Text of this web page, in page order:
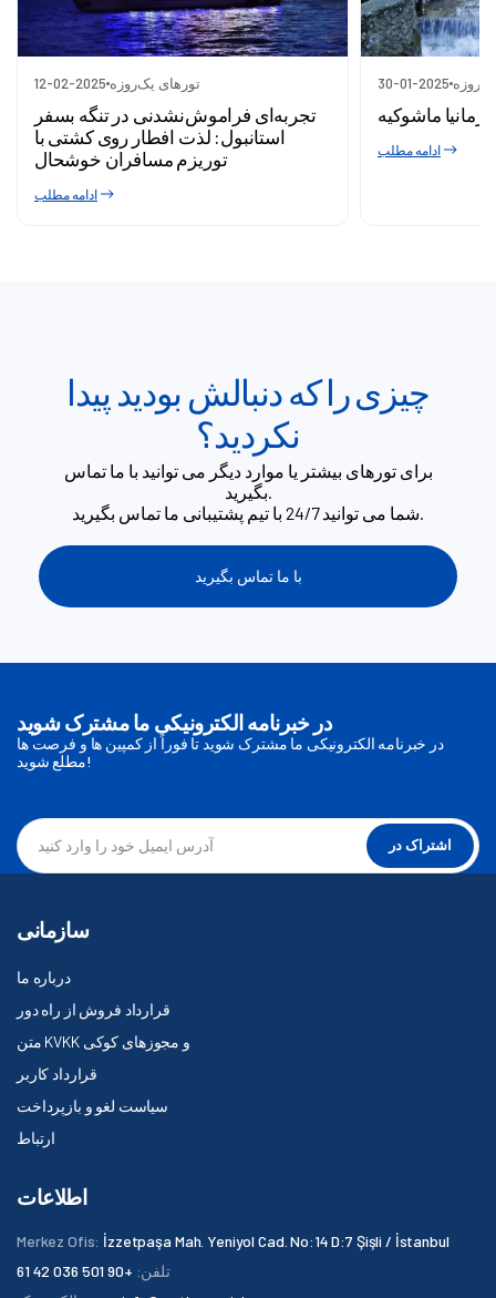
12-02-2025 تورهای یک‌روزه
تجربه‌ای فراموش‌نشدنی در تنگه بسفر
استانبول: لذت افطار روی کشتی با
توریزم مسافران خوشحال
ادامه مطلب
30-01-2025
ماشوکیه
ادامه مطلب
چیزی را که دنبالش بودید پیدا
نکردید؟
برای تورهای بیشتر یا موارد دیگر می توانید با ما تماس
با ما تماس بگیرید
در خبرنامه الکترونیکی ما مشترک شوید
در خبرنامه الکترونیکی ما مشترک شوید تا فوراً از کمپین ها و فرصت ها
مطلع شوید!
اشتراک در
سازمانی
درباره ما
قرارداد فروش از راه دور
متن KVKK و مجوزهای کوکی
قرارداد کاربر
سیاست لغو و بازپرداخت
ارتباط
اطلاعات
Merkez Ofis: İzzetpaşa Mah. Yeniyol Cad. No:14 D:7 Şişli / İstanbul
تلفن: +90 501 036 42 61